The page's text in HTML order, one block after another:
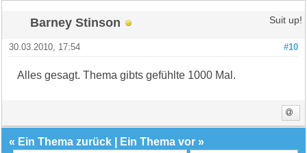
Barney Stinson Suit up!
#10
30.03.2010, 17:54
Alles gesagt. Thema gibts gefühlte 1000 Mal.
« Ein Thema zurück Ein Thema vor »